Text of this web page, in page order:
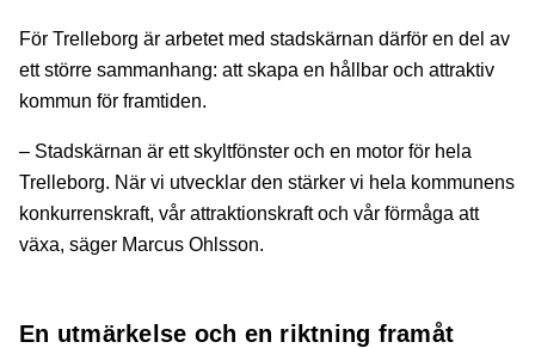
För Trelleborg är arbetet med stadskärnan därför en del av
ett större sammanhang: att skapa en hållbar och attraktiv
kommun för framtiden.
– Stadskärnan är ett skyltfönster och en motor för hela
Trelleborg. När vi utvecklar den stärker vi hela kommunens
konkurrenskraft, vår attraktionskraft och vår förmåga att
växa, säger Marcus Ohlsson.
En utmärkelse och en riktning framåt